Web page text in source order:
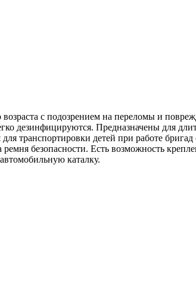
с подозрением на переломы и
дезинфицируются. Предназначены для
транспортировки детей при работе
безопасности. Есть возможность
каталку.